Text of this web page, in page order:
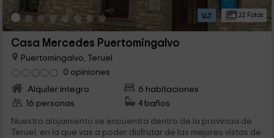
22 Fotos
Casa Mercedes Puertomingalvo
Puertomingalvo, Teruel
0 opiniones
Alquiler íntegro
6 habitaciones
16 personas
4 baños
Nuestro alojamiento se encuentra dentro de la provincia de
Teruel, en la que vas a poder disfrutar de las mejores vistas de